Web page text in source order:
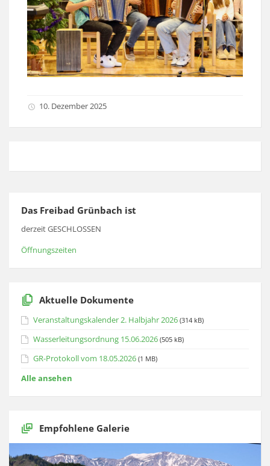
10. Dezember 2025
Das Freibad Grünbach ist
derzeit GESCHLOSSEN
Öffnungszeiten
Aktuelle Dokumente
Veranstaltungskalender 2. Halbjahr 2026 (314 kB)
Wasserleitungsordnung 15.06.2026 (505 kB)
GR-Protokoll vom 18.05.2026 (1 MB)
Alle ansehen
Empfohlene Galerie